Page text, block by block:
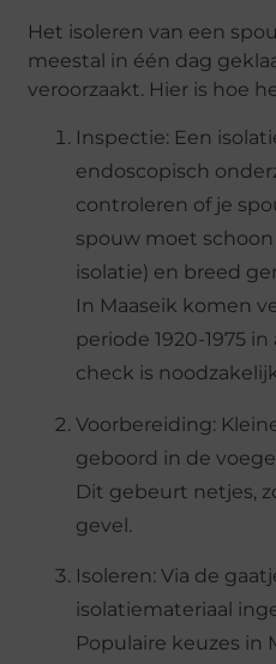
Het isoleren van een
meestal in één dag
veroorzaakt. Hier is hoe
Inspectie: Een
endoscopisch
controleren of je
spouw moet
isolatie) en breed
In Maaseik komen
periode 1920-1975
check is
Voorbereiding:
geboord in de
Dit gebeurt netjes,
gevel.
Isoleren: Via de
isolatiemateriaal
Populaire keuzes in